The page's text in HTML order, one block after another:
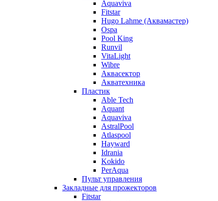
Aquaviva
Fitstar
Hugo Lahme (Аквамастер)
Ospa
Pool King
Runvil
VitaLight
Wibre
Аквасектор
Акватехника
Пластик
Able Tech
Aquant
Aquaviva
AstralPool
Atlaspool
Hayward
Idrania
Kokido
PerAqua
Пульт управления
Закладные для прожекторов
Fitstar